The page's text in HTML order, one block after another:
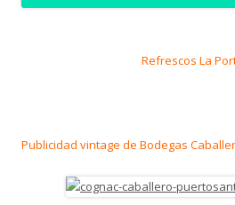
Refrescos La
Publicidad vintage de Bodegas